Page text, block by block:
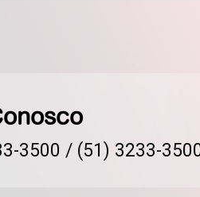
3500 / (51) 3233-